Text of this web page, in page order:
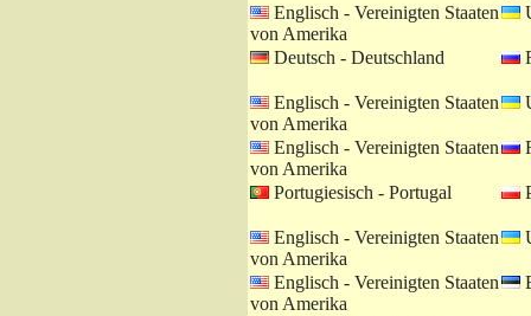
Englisch - Vereinigten Staaten
von Amerika
Deutsch - Deutschland
Englisch - Vereinigten Staaten
von Amerika
Englisch - Vereinigten Staaten
von Amerika
Portugiesisch - Portugal
Englisch - Vereinigten Staaten
von Amerika
Englisch - Vereinigten Staaten
von Amerika